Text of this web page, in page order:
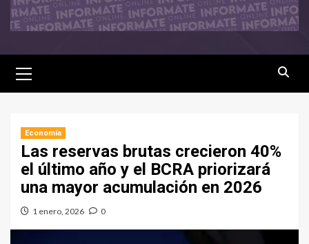
Economía
Las reservas brutas crecieron 40%
el último año y el BCRA priorizará
una mayor acumulación en 2026
1 enero, 2026 0